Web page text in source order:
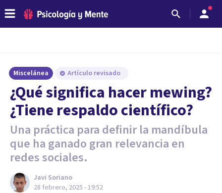
Miscelánea Artículo revisado
¿Qué significa hacer mewing?
¿Tiene respaldo científico?
Una práctica para definir la mandíbula
que ha ganado gran relevancia en
redes sociales.
Javi Soriano
28 febrero, 2025 - 19:52